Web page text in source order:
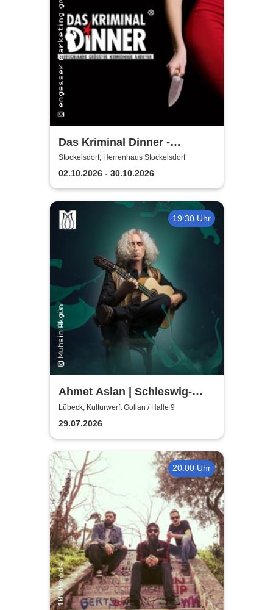
Das Kriminal Dinner -
Krimidinner: Ein
Behördenmord
Stockelsdorf, Herrenhaus Stockelsdorf
02.10.2026 - 30.10.2026
19:30 Uhr
Ahmet Aslan | Schleswig-
Holstein Musik Festival
Lübeck, Kulturwerft Gollan / Halle 9
29.07.2026
20:00 Uhr